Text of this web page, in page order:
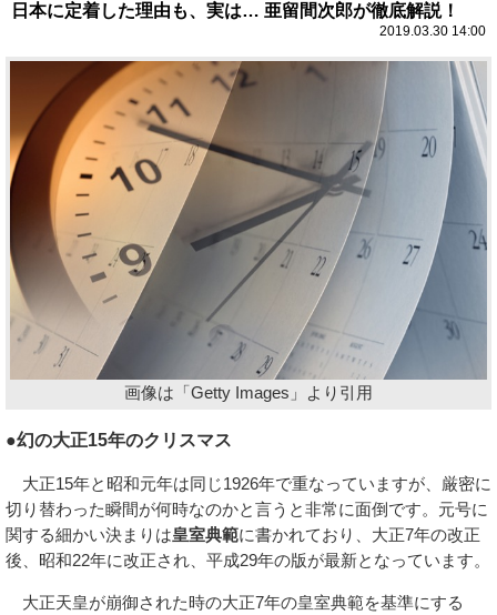
日本に定着した理由も、実は… 亜留間次郎が徹底解説！
2019.03.30 14:00
画像は「Getty Images」より引用
●幻の大正15年のクリスマス
大正15年と昭和元年は同じ1926年で重なっていますが、厳密に
切り替わった瞬間が何時なのかと言うと非常に面倒です。元号に
関する細かい決まりは皇室典範に書かれており、大正7年の改正
後、昭和22年に改正され、平成29年の版が最新となっています。
大正天皇が崩御された時の大正7年の皇室典範を基準にする